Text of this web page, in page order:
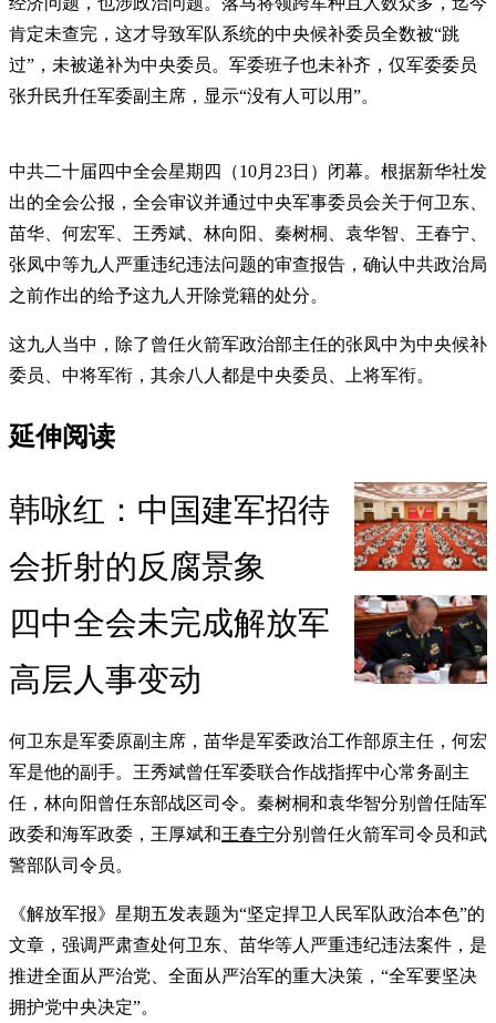
肯定未查完，这才导致军队系统的中央候补委员全数被“跳
过”，未被递补为中央委员。军委班子也未补齐，仅军委委员
张升民升任军委副主席，显示“没有人可以用”。
中共二十届四中全会星期四（10月23日）闭幕。根据新华社发
出的全会公报，全会审议并通过中央军事委员会关于何卫东、
苗华、何宏军、王秀斌、林向阳、秦树桐、袁华智、王春宁、
张凤中等九人严重违纪违法问题的审查报告，确认中共政治局
之前作出的给予这九人开除党籍的处分。
这九人当中，除了曾任火箭军政治部主任的张凤中为中央候补
委员、中将军衔，其余八人都是中央委员、上将军衔。
延伸阅读
韩咏红：中国建军招待
会折射的反腐景象
四中全会未完成解放军
高层人事变动
何卫东是军委原副主席，苗华是军委政治工作部原主任，何宏
军是他的副手。王秀斌曾任军委联合作战指挥中心常务副主
任，林向阳曾任东部战区司令。秦树桐和袁华智分别曾任陆军
政委和海军政委，王厚斌和王春宁分别曾任火箭军司令员和武
警部队司令员。
《解放军报》星期五发表题为“坚定捍卫人民军队政治本色”的
文章，强调严肃查处何卫东、苗华等人严重违纪违法案件，是
推进全面从严治党、全面从严治军的重大决策，“全军要坚决
拥护党中央决定”。